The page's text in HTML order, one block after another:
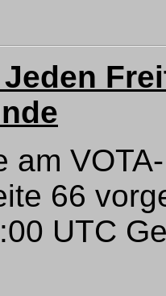
am
66
UTC